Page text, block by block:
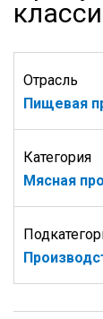
Отрасль
Пищевая
Категория
Мясная